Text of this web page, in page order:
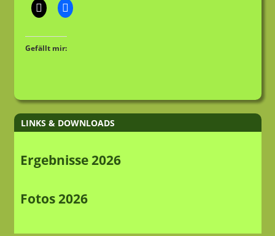
Gefällt mir:
LINKS & DOWNLOADS
Ergebnisse 2026
Fotos 2026